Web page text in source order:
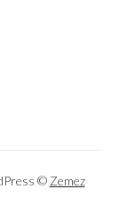
© Zemez